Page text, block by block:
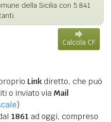
della Sicilia con 5.841
Calcola CF
Linkdiretto, che può
o inviato via Mail
)
1861 ad oggi, compreso